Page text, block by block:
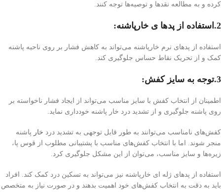
کرده و به مطالعه نقدها و توصیه‌ها توجه کنند.
2.استفاده از پد‌ها ی خارپاشنه:
استفاده از پد‌های نرم خارپاشنه می‌تواند به کاهش فشار بر روی ناحیه پاشنه
کمک و از تحریک نقاط حساس جلوگیری کند.
3.توجه به سایز کفش:
اطمینان از انتخاب کفش با سایز مناسب می‌تواند از ایجاد فشار ناخواسته بر
روی پاشنه جلوگیری و از تشدید درد خار پاشنه خودداری نماید.
کفش‌های نامناسب می‌توانند به طور قابل توجهی به تشدید درد خار پاشنه
منجر شوند. اما با انتخاب کفش‌های مناسب با پشتیبانی مطلوب از قوس پا،
زیره‌ها و سایز مناسب، می‌توان از این مشکل جلوگیری کرد.
استفاده از پد‌های ژله ای خارپاشنه نیز می‌تواند به تسکین درد کمک کند. افراد
باید به دقت به انتخاب کفش‌های خود اهمیت بدهند و در صورت نیاز به متخصص